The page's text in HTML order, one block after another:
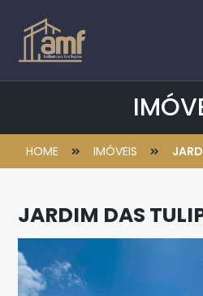
HOME IMÓVEIS
JARDIM DAS